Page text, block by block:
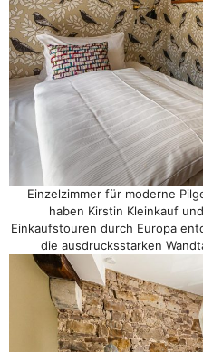
Einzelzimmer für moderne
haben Kirstin Kleinkauf
Einkaufstouren durch Europa
die ausdrucksstarken